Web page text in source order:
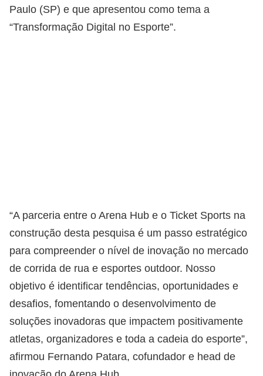
Paulo (SP) e que apresentou como tema a
“Transformação Digital no Esporte”.
“A parceria entre o Arena Hub e o Ticket Sports na
construção desta pesquisa é um passo estratégico
para compreender o nível de inovação no mercado
de corrida de rua e esportes outdoor. Nosso
objetivo é identificar tendências, oportunidades e
desafios, fomentando o desenvolvimento de
soluções inovadoras que impactem positivamente
atletas, organizadores e toda a cadeia do esporte”,
afirmou Fernando Patara, cofundador e head de